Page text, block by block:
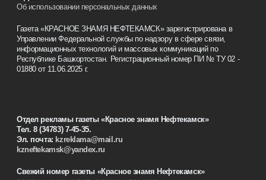
Об использовании персональных данных
Газета «КРАСНОЕ ЗНАМЯ НЕФТЕКАМСК» зарегистрирована в
Управлении Федеральной службы по надзору в сфере связи,
информационных технологий и массовых коммуникаций по
Республике Башкортостан. Регистрационный номер ПИ № ТУ 02 -
01880 от 11.06.2025 г.
Отдел рекламы газеты «Красное знамя Нефтекамск»
Тел. 8 (34783) 7-45-35.
Эл. почта: kzreklama@mail.ru
kzneftekamsk@yandex.ru
Свежий номер газеты «Красное знамя Нефтекамск»